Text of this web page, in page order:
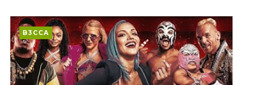
NOVOS CAMPEÕES DE TRIOS NA AEW: Brody
King, Bandido e Hangman Page conquistam os
títulos no Grand Slam Mexico
B3CCA